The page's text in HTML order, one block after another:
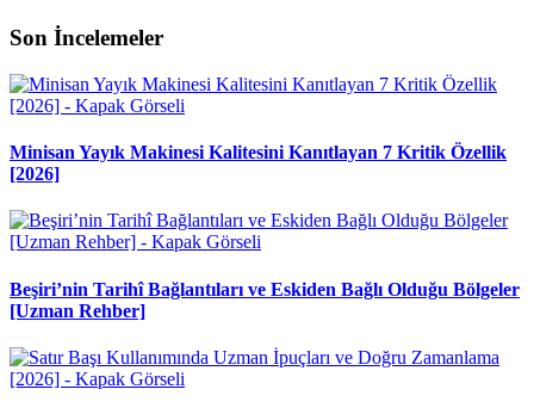
Son İncelemeler
Minisan Yayık Makinesi Kalitesini Kanıtlayan 7 Kritik Özellik
[2026]
Beşiri’nin Tarihî Bağlantıları ve Eskiden Bağlı Olduğu Bölgeler
[Uzman Rehber]